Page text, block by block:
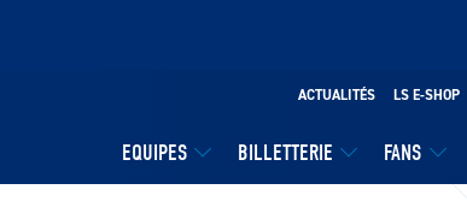
EQUIPES BILLETTERIE FANS
ACTUALITÉS LS E-SHOP